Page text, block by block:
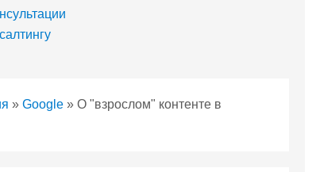
» Google » О "взрослом" контенте в